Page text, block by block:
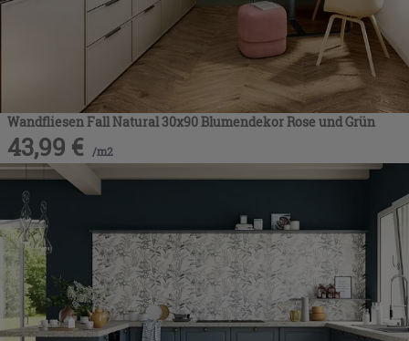
Wandfliesen Fall Natural 30x90 Blumendekor Rose und Grün
43,99 € /m2